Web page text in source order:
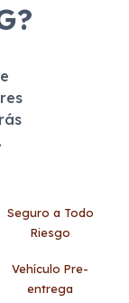
Seguro a Todo
Riesgo
Vehículo Pre-
entrega